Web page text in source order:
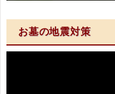
お墓の地震対策